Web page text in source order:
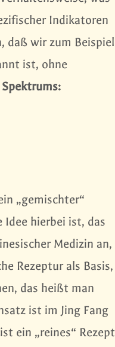
Indikatoren
daß wir zum Beispiel
ist, ohne
„gemischter“
hierbei ist, das
Medizin an,
Rezeptur als Basis,
das heißt man
ist im Jing Fang
ein „reines“ Rezept